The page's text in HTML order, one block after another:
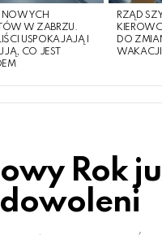
NOWYCH
W ZABRZU.
USPOKAJAJĄ I
CO JEST
RZĄD
DO
WAKACJI
Rok